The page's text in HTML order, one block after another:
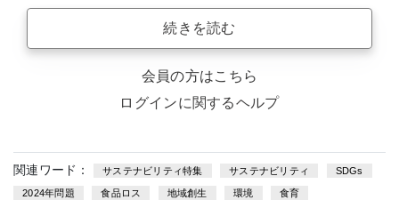
続きを読む
会員の方はこちら
ログインに関するヘルプ
関連ワード： サステナビリティ特集 サステナビリティ SDGs
2024年問題 食品ロス 地域創生 環境 食育